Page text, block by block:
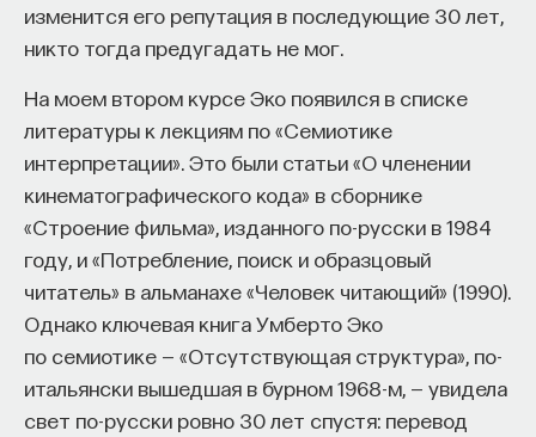
изменится его репутация в последующие 30 лет,
никто тогда предугадать не мог.
На моем втором курсе Эко появился в списке
литературы к лекциям по «Семиотике
интерпретации». Это были статьи «О членении
кинематографического кода» в сборнике
«Строение фильма», изданного по-русски в 1984
году, и «Потребление, поиск и образцовый
читатель» в альманахе «Человек читающий» (1990).
Однако ключевая книга Умберто Эко
по семиотике — «Отсутствующая структура», по-
итальянски вышедшая в бурном 1968-м, — увидела
свет по-русски ровно 30 лет спустя: перевод